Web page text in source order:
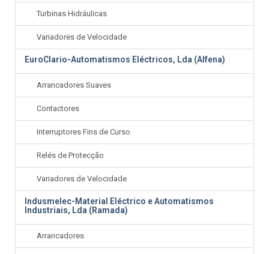
Turbinas Hidráulicas
Variadores de Velocidade
EuroClario-Automatismos Eléctricos, Lda (Alfena)
Arrancadores Suaves
Contactores
Interruptores Fins de Curso
Relés de Protecção
Variadores de Velocidade
Indusmelec-Material Eléctrico e Automatismos
Industriais, Lda (Ramada)
Arrancadores